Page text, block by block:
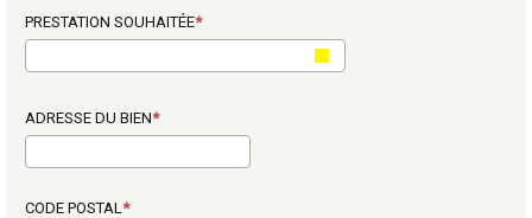
PRESTATION SOUHAITÉE
ADRESSE DU BIEN
CODE POSTAL